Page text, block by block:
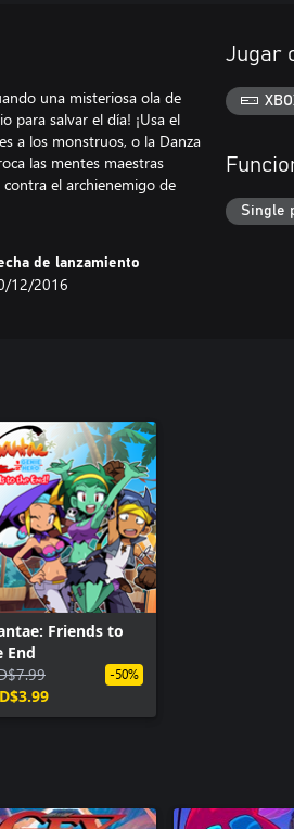
una misteriosa ola de
para salvar el día! ¡Usa el
a los monstruos, o la Danza
las mentes maestras
el archienemigo de
de lanzamiento
12/2016
Jugar
Single
Friends to
End
-50%